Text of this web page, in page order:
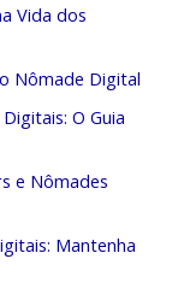
Vida dos
Nômade Digital
O Guia
e Nômades
Mantenha